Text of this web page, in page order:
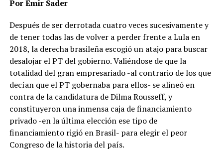
Por Emir Sader
Después de ser derrotada cuatro veces sucesivamente y
de tener todas las de volver a perder frente a Lula en
2018, la derecha brasileña escogió un atajo para buscar
desalojar el PT del gobierno. Valiéndose de que la
totalidad del gran empresariado -al contrario de los que
decían que el PT gobernaba para ellos- se alineó en
contra de la candidatura de Dilma Rousseff, y
constituyeron una inmensa caja de financiamiento
privado -en la última elección ese tipo de
financiamiento rigió en Brasil- para elegir el peor
Congreso de la historia del país.